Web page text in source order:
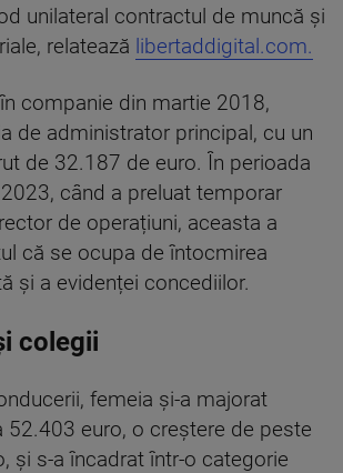
unilateral contractul de muncă și
relatează libertaddigital.com.
companie din martie 2018,
de administrator principal, cu un
de 32.187 de euro. În perioada
când a preluat temporar
de operațiuni, aceasta a
că se ocupa de întocmirea
și a evidenței concediilor.
colegii
femeia și-a majorat
52.403 euro, o creștere de peste
și s-a încadrat într-o categorie